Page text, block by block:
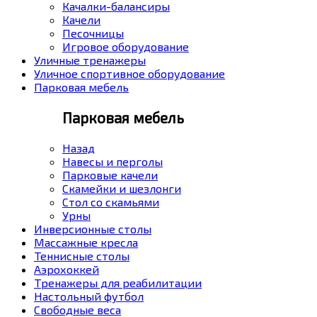
Качалки-балансиры
Качели
Песочницы
Игровое оборудование
Уличные тренажеры
Уличное спортивное оборудование
Парковая мебель
Парковая мебель
Назад
Навесы и перголы
Парковые качели
Скамейки и шезлонги
Стол со скамьями
Урны
Инверсионные столы
Массажные кресла
Теннисные столы
Аэрохоккей
Тренажеры для реабилитации
Настольный футбол
Свободные веса